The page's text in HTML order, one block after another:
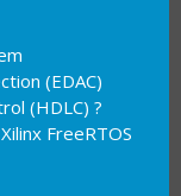
(EDAC)
(HDLC) ?
FreeRTOS